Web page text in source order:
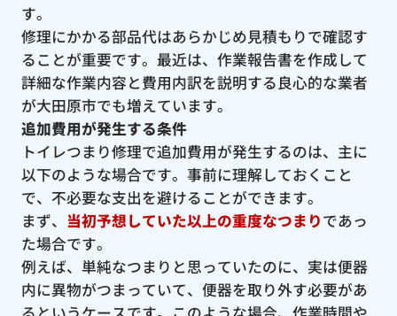
す。
修理にかかる部品代はあらかじめ見積もりで確認す
ることが重要です。最近は、作業報告書を作成して
詳細な作業内容と費用内訳を説明する良心的な業者
が大田原市でも増えています。
追加費用が発生する条件
トイレつまり修理で追加費用が発生するのは、主に
以下のような場合です。事前に理解しておくこと
で、不必要な支出を避けることができます。
まず、 当初予想していた以上の重度なつまりであっ
た場合です。
例えば、単純なつまりと思っていたのに、実は便器
内に異物がつまっていて、便器を取り外す必要があ